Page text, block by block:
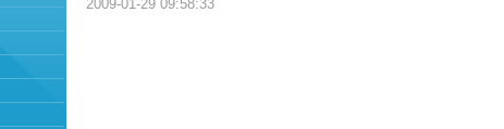
2009-01-29 09:58:33